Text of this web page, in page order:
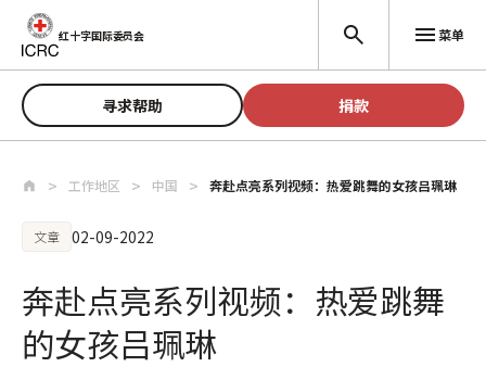
跳至主要内容
红十字国际委员会 菜单
寻求帮助 捐款
工作地区 中国 奔赴点亮系列视频：热爱跳舞的女孩吕珮琳
文章 02-09-2022
奔赴点亮系列视频：热爱跳舞
的女孩吕珮琳